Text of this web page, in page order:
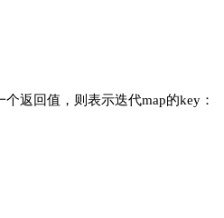
返回值，则表示迭代map的key：